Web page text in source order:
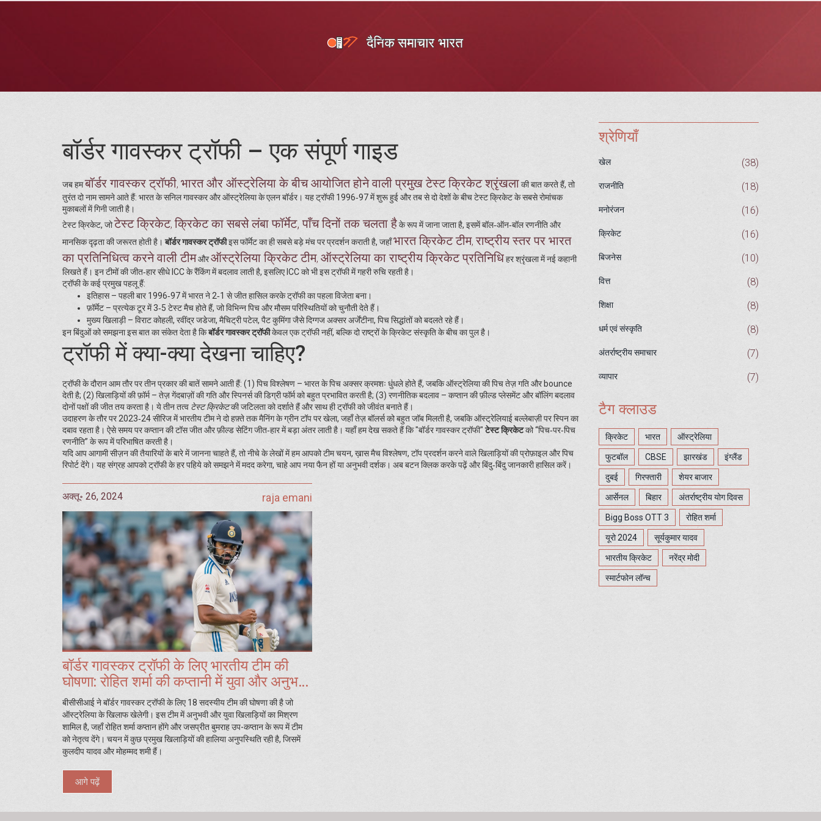
बॉर्डर गावस्कर ट्रॉफी – एक संपूर्ण गाइड
जब हमबॉर्डर गावस्कर ट्रॉफी, भारत और ऑस्ट्रेलिया के बीच आयोजित होने वाली प्रमुख टेस्ट क्रिकेट श्रृंखलाकी बात करते हैं, तो
तुरंत दो नाम सामने आते हैं: भारत के सनिल गावस्कर और ऑस्ट्रेलिया के एलन बॉर्डर। यह ट्रॉफी 1996‑97 में शुरू हुई और तब से दो देशों के बीच टेस्ट क्रिकेट के सबसे रोमांचक
मुकाबलों में गिनी जाती है।
टेस्ट क्रिकेट, जोटेस्ट क्रिकेट,क्रिकेट का सबसे लंबा फॉर्मेट, पाँच दिनों तक चलता हैके रूप में जाना जाता है, इसमें बॉल‑ऑन‑बॉल रणनीति और
मानसिक दृढ़ता की जरूरत होती है।बॉर्डर गावस्कर ट्रॉफीइस फॉर्मेट का ही सबसे बड़े मंच पर प्रदर्शन कराती है, जहाँभारत क्रिकेट टीम,राष्ट्रीय स्तर पर भारत
का प्रतिनिधित्व करने वाली टीमऔरऑस्ट्रेलिया क्रिकेट टीम, ऑस्ट्रेलिया का राष्ट्रीय क्रिकेट प्रतिनिधिहर श्रृंखला में नई कहानी
लिखते हैं। इन टीमों की जीत‑हार सीधे ICC के रैंकिंग में बदलाव लाती है, इसलिए ICC को भी इस ट्रॉफी में गहरी रुचि रहती है।
ट्रॉफी के कई प्रमुख पहलू हैं:
इतिहास – पहली बार 1996‑97 में भारत ने 2‑1 से जीत हासिल करके ट्रॉफी का पहला विजेता बना।
फ़ॉर्मेट – प्रत्येक टूर में 3‑5 टेस्ट मैच होते हैं, जो विभिन्न पिच और मौसम परिस्थितियों को चुनौती देते हैं।
मुख्य खिलाड़ी – विराट कोहली, रवींद्र जडेजा, मैचिट्री पटेल, पैट कुमिंगा जैसे दिग्गज अक्सर अर्जेंटीना, पिच सिद्धांतों को बदलते रहे हैं।
इन बिंदुओं को समझना इस बात का संकेत देता है किबॉर्डर गावस्कर ट्रॉफीकेवल एक ट्रॉफी नहीं, बल्कि दो राष्ट्रों के क्रिकेट संस्कृति के बीच का पुल है।
ट्रॉफी में क्या-क्या देखना चाहिए?
ट्रॉफी के दौरान आम तौर पर तीन प्रकार की बातें सामने आती हैं: (1) पिच विश्लेषण – भारत के पिच अक्सर क्रमशः धुंधले होते हैं, जबकि ऑस्ट्रेलिया की पिच तेज़ गति और bounce
देती है; (2) खिलाड़ियों की फ़ॉर्म – तेज़ गेंदबाज़ों की गति और स्पिनर्स की डिग्री फॉर्म को बहुत प्रभावित करती है; (3) रणनीतिक बदलाव – कप्तान की फ़ील्ड प्लेसमेंट और बॉलिंग बदलाव
दोनों पक्षों की जीत तय करता है। ये तीन तत्व टेस्ट क्रिकेटकी जटिलता को दर्शाते हैं और साथ ही ट्रॉफी को जीवंत बनाते हैं।
उदाहरण के तौर पर 2023‑24 सीरिज में भारतीय टीम ने दो हफ़्ते तक मैनिंग के ग्रीन टॉप पर खेला, जहाँ तेज़ बॉलर्स को बहुत जॉब मिलती है, जबकि ऑस्ट्रेलियाई बल्लेबाज़ी पर स्पिन का
दबाव रहता है। ऐसे समय पर कप्तान की टॉस जीत और फ़ील्ड सेटिंग जीत‑हार में बड़ा अंतर लाती है। यहाँ हम देख सकते हैं कि "बॉर्डर गावस्कर ट्रॉफी"टेस्ट क्रिकेटको “पिच‑पर‑पिच
रणनीति” के रूप में परिभाषित करती है।
यदि आप आगामी सीज़न की तैयारियों के बारे में जानना चाहते हैं, तो नीचे के लेखों में हम आपको टीम चयन, ख़ास मैच विश्लेषण, टॉप प्रदर्शन करने वाले खिलाड़ियों की प्रोफ़ाइल और पिच
रिपोर्ट देंगे। यह संग्रह आपको ट्रॉफी के हर पहिये को समझने में मदद करेगा, चाहे आप नया फैन हों या अनुभवी दर्शक। अब बटन क्लिक करके पढ़ें और बिंदु‑बिंदु जानकारी हासिल करें।
अक्तू॰ 26, 2024 raja emani
बॉर्डर गावस्कर ट्रॉफी के लिए भारतीय टीम की
घोषणा: रोहित शर्मा की कप्तानी में युवा और अनुभवी
खिलाड़ियों का संगम
बीसीसीआई ने बॉर्डर गावस्कर ट्रॉफी के लिए 18 सदस्यीय टीम की घोषणा की है जो
ऑस्ट्रेलिया के खिलाफ खेलेगी। इस टीम में अनुभवी और युवा खिलाड़ियों का मिश्रण
शामिल है, जहाँ रोहित शर्मा कप्तान होंगे और जसप्रीत बुमराह उप-कप्तान के रूप में टीम
को नेतृत्व देंगे। चयन में कुछ प्रमुख खिलाड़ियों की हालिया अनुपस्थिति रही है, जिसमें
कुलदीप यादव और मोहम्मद शमी हैं।
आगे पढ़ें
श्रेणियाँ
खेल (38)
राजनीति (18)
मनोरंजन (16)
क्रिकेट (16)
बिजनेस (10)
वित्त (8)
शिक्षा (8)
धर्म एवं संस्कृति (8)
अंतर्राष्ट्रीय समाचार (7)
व्यापार (7)
टैग क्लाउड
क्रिकेट भारत ऑस्ट्रेलिया
फुटबॉल CBSE झारखंड इंग्लैंड
दुबई गिरफ्तारी शेयर बाजार
आर्सेनल बिहार अंतर्राष्ट्रीय योग दिवस
Bigg Boss OTT 3 रोहित शर्मा
यूरो 2024 सूर्यकुमार यादव
भारतीय क्रिकेट नरेंद्र मोदी
स्मार्टफोन लॉन्च